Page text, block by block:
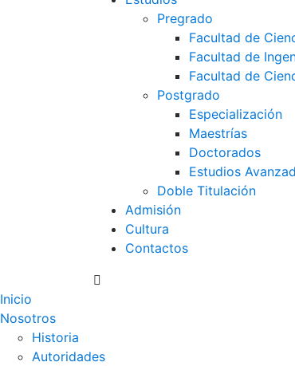
Pregrado
Facultad de
Facultad de
Facultad de
Postgrado
Especialización
Maestrías
Doctorados
Estudios
Doble Titulación
Admisión
Cultura
Contactos
Inicio
Nosotros
Historia
Autoridades